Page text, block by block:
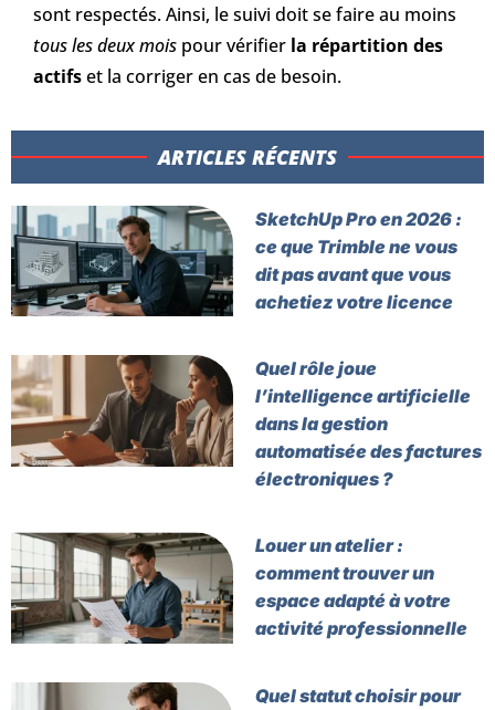
sont respectés. Ainsi, le suivi doit se faire au moins
tous les deux mois pour vérifier la répartition des
actifset la corriger en cas de besoin.
ARTICLES RÉCENTS​
SketchUp Pro en 2026 :
ce que Trimble ne vous
dit pas avant que vous
achetiez votre licence
Quel rôle joue
l’intelligence artificielle
dans la gestion
automatisée des factures
électroniques ?
Louer un atelier :
comment trouver un
espace adapté à votre
activité professionnelle
Quel statut choisir pour